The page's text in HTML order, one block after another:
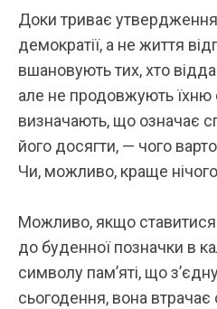
Доки триває
демократії, а не життя
вшановують тих, хто
але не продовжують їхню
визначають, що означає
його досягти, — чого
Чи, можливо, краще нічого
Можливо, якщо ставитися
до буденної позначки в
символу пам’яті, що
сьогодення, вона втрачає